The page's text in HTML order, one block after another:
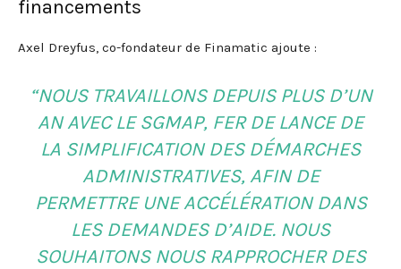
financements
Axel Dreyfus, co-fondateur de Finamatic ajoute :
“NOUS TRAVAILLONS DEPUIS PLUS D’UN
AN AVEC LE SGMAP, FER DE LANCE DE
LA SIMPLIFICATION DES DÉMARCHES
ADMINISTRATIVES, AFIN DE
PERMETTRE UNE ACCÉLÉRATION DANS
LES DEMANDES D’AIDE. NOUS
SOUHAITONS NOUS RAPPROCHER DES